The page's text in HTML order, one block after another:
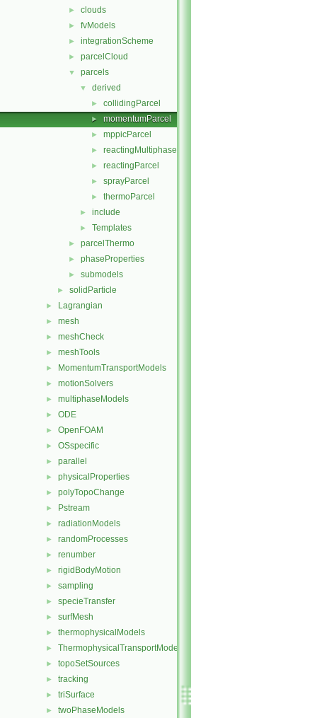
► clouds
► fvModels
► integrationScheme
► parcelCloud
▼ parcels
▼ derived
► collidingParcel
► momentumParcel
► mppicParcel
► reactingMultiphaseParcel
► reactingParcel
► sprayParcel
► thermoParcel
► include
► Templates
► parcelThermo
► phaseProperties
► submodels
► solidParticle
► Lagrangian
► mesh
► meshCheck
► meshTools
► MomentumTransportModels
► motionSolvers
► multiphaseModels
► ODE
► OpenFOAM
► OSspecific
► parallel
► physicalProperties
► polyTopoChange
► Pstream
► radiationModels
► randomProcesses
► renumber
► rigidBodyMotion
► sampling
► specieTransfer
► surfMesh
► thermophysicalModels
► ThermophysicalTransportModels
► topoSetSources
► tracking
► triSurface
► twoPhaseModels